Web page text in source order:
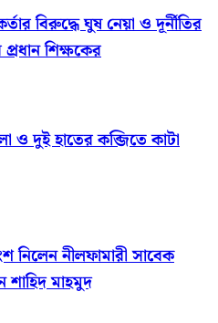
বিরুদ্ধে ঘুষ নেয়া ও দূর্নীতির
শিক্ষকের
ও দুই হাতের কব্জিতে কাটা
নিলেন নীলফামারী সাবেক
শাহিদ মাহমুদ